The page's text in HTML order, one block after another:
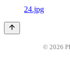
24.jpg
© 2026